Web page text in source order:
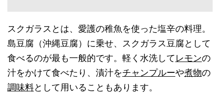
スクガラスとは、愛護の稚魚を使った塩辛の料理。
島豆腐（沖縄豆腐）に乗せ、スクガラス豆腐として
食べるのが最も一般的です。軽く水洗してレモンの
汁をかけて食べたり、漬汁をチャンプルーや煮物の
調味料として用いることもあります。